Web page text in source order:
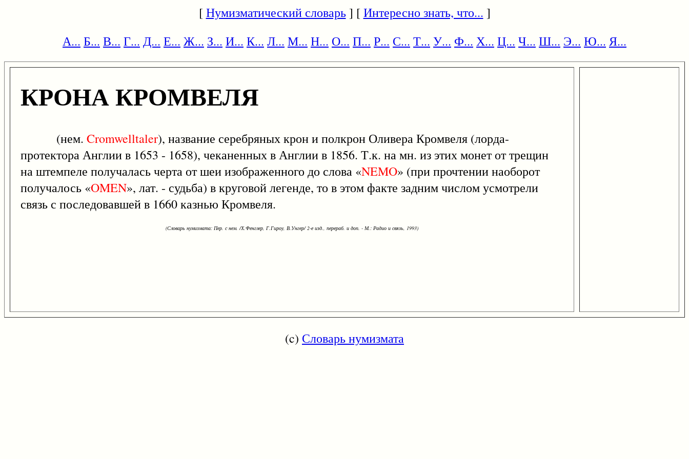
[Нумизматический словарь] [Интересно знать, что... ]
А... Б... В... Г... Д... Е... Ж... З... И... К... Л... М... Н... О... П... Р... С... Т... У... Ф... Х... Ц... Ч... Ш... Э... Ю... Я...
КРОНА КРОМВЕЛЯ
(нем. Cromwelltaler), название серебряных крон и полкрон Оливера Кромвеля (лорда-
протектора Англии в 1653 - 1658), чеканенных в Англии в 1856. Т.к. на мн. из этих монет от трещин
на штемпеле получалась черта от шеи изображенного до слова «NEMO» (при прочтении наоборот
получалось «OMEN», лат. - судьба) в круговой легенде, то в этом факте задним числом усмотрели
связь с последовавшей в 1660 казнью Кромвеля.
(Словарь нумизмата: Пер. с нем. /Х.Фенглер, Г.Гироу, В.Унгер/ 2-е изд., перераб. и доп. - М.: Радио и связь, 1993)
(c) Словарь нумизмата